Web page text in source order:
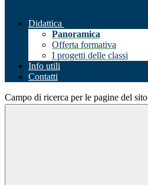
Didattica
Panoramica
Offerta formativa
I progetti delle classi
Info utili
Contatti
Campo di ricerca per le pagine del sito